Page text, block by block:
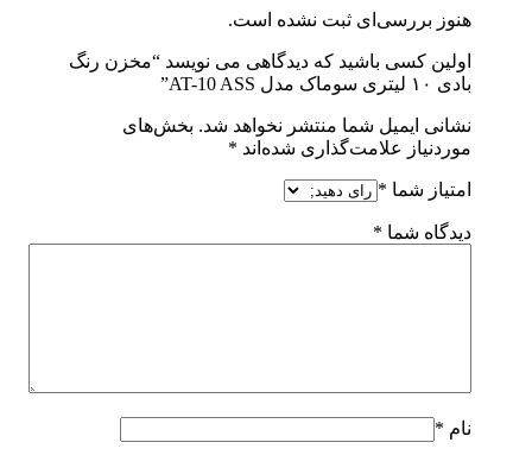
هنوز بررسی‌ای ثبت نشده است.
اولین کسی باشید که دیدگاهی می نویسد “مخزن رنگ
بادی ۱۰ لیتری سوماک مدل AT-10 ASS”
نشانی ایمیل شما منتشر نخواهد شد. بخش‌های
موردنیاز علامت‌گذاری شده‌اند *
امتیاز شما *
دیدگاه شما *
نام *